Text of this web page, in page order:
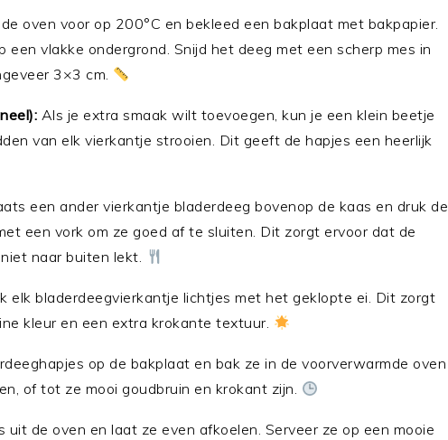
oven voor op 200°C en bekleed een bakplaat met bakpapier.
een vlakke ondergrond. Snijd het deeg met een scherp mes in
3×3 cm.
Als je extra smaak wilt toevoegen, kun je een klein beetje
van elk vierkantje strooien. Dit geeft de hapjes een heerlijk
een ander vierkantje bladerdeeg bovenop de kaas en druk de
een vork om ze goed af te sluiten. Dit zorgt ervoor dat de
naar buiten lekt.
elk bladerdeegvierkantje lichtjes met het geklopte ei. Dit zorgt
kleur en een extra krokante textuur.
op de bakplaat en bak ze in de voorverwarmde oven
of tot ze mooi goudbruin en krokant zijn.
uit de oven en laat ze even afkoelen. Serveer ze op een mooie